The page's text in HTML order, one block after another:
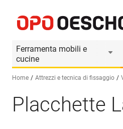
Ferramenta mobili e
cucine
Seleziona una lingua (IT)
Home Attrezzi e tecnica di fissaggio
Placchette